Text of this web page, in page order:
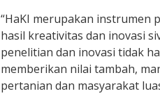
“HaKI merupakan instrumen
hasil kreativitas dan inovasi
penelitian dan inovasi tidak
memberikan nilai tambah,
pertanian dan masyarakat